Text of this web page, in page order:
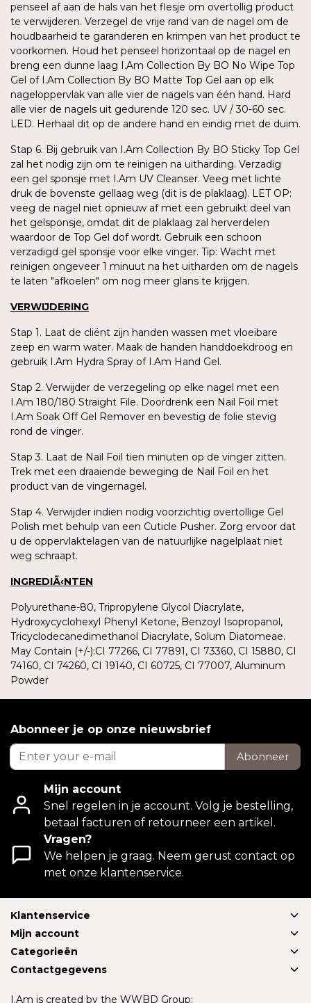
penseel af aan de hals van het flesje om overtollig product
te verwijderen. Verzegel de vrije rand van de nagel om de
houdbaarheid te garanderen en krimpen van het product te
voorkomen. Houd het penseel horizontaal op de nagel en
breng een dunne laag I.Am Collection By BO No Wipe Top
Gel of I.Am Collection By BO Matte Top Gel aan op elk
nageloppervlak van alle vier de nagels van één hand. Hard
alle vier de nagels uit gedurende 120 sec. UV / 30-60 sec.
LED. Herhaal dit op de andere hand en eindig met de duim.
Stap 6. Bij gebruik van I.Am Collection By BO Sticky Top Gel
zal het nodig zijn om te reinigen na uitharding. Verzadig
een gel sponsje met I.Am UV Cleanser. Veeg met lichte
druk de bovenste gellaag weg (dit is de plaklaag). LET OP:
veeg de nagel niet opnieuw af met een gebruikt deel van
het gelsponsje, omdat dit de plaklaag zal herverdelen
waardoor de Top Gel dof wordt. Gebruik een schoon
verzadigd gel sponsje voor elke vinger. Tip: Wacht met
reinigen ongeveer 1 minuut na het uitharden om de nagels
te laten "afkoelen" om nog meer glans te krijgen.
VERWIJDERING
Stap 1. Laat de cliënt zijn handen wassen met vloeibare
zeep en warm water. Maak de handen handdoekdroog en
gebruik I.Am Hydra Spray of I.Am Hand Gel.
Stap 2. Verwijder de verzegeling op elke nagel met een
I.Am 180/180 Straight File. Doordrenk een Nail Foil met
I.Am Soak Off Gel Remover en bevestig de folie stevig
rond de vinger.
Stap 3. Laat de Nail Foil tien minuten op de vinger zitten.
Trek met een draaiende beweging de Nail Foil en het
product van de vingernagel.
Stap 4. Verwijder indien nodig voorzichtig overtollige Gel
Polish met behulp van een Cuticle Pusher. Zorg ervoor dat
u de oppervlaktelagen van de natuurlijke nagelplaat niet
weg schraapt.
INGREDIÃ‹NTEN
Polyurethane-80, Tripropylene Glycol Diacrylate,
Hydroxycyclohexyl Phenyl Ketone, Benzoyl Isopropanol,
Tricyclodecanedimethanol Diacrylate, Solum Diatomeae.
May Contain (+/-):CI 77266, CI 77891, CI 73360, CI 15880, CI
74160, CI 74260, CI 19140, CI 60725, CI 77007, Aluminum
Powder
Abonneer je op onze nieuwsbrief
Abonneer
Mijn account
Snel regelen in je account. Volg je bestelling,
betaal facturen of retourneer een artikel.
Vragen?
We helpen je graag. Neem gerust contact op
met onze klantenservice.
Klantenservice
Mijn account
Categorieën
Contactgegevens
I.Am is created by the WWBD Group: